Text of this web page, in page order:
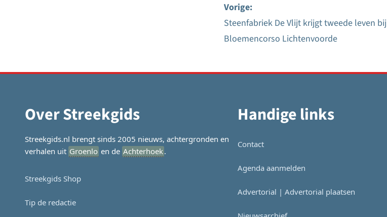
Bericht
Vorige:
Steenfabriek De Vlijt krijgt tweede leven bij
Bloemencorso Lichtenvoorde
Over Streekgids
Streekgids.nl brengt sinds 2005 nieuws, achtergronden en
verhalen uit Groenlo en de Achterhoek.
Streekgids Shop
Tip de redactie
Handige links
Contact
Agenda aanmelden
Advertorial | Advertorial plaatsen